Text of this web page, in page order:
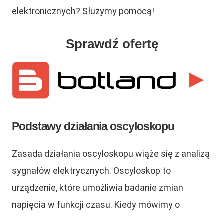
elektronicznych? Służymy pomocą!
Sprawdź ofertę
Podstawy działania oscyloskopu
Zasada działania oscyloskopu wiąże się z analizą
sygnałów elektrycznych. Oscyloskop to
urządzenie, które umożliwia badanie zmian
napięcia w funkcji czasu. Kiedy mówimy o